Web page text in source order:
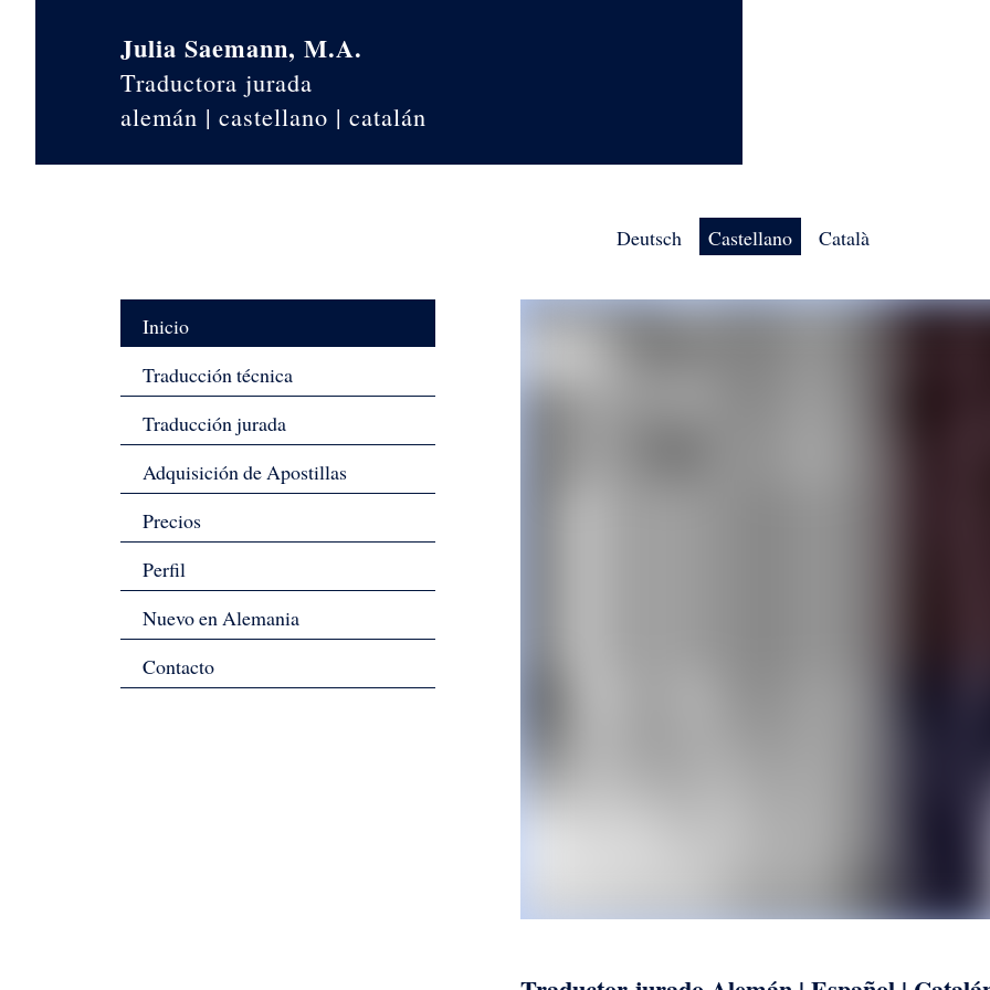
Julia Saemann, M.A.
Traductora jurada
alemán | castellano | catalán
Deutsch Castellano Català
Inicio
Traducción técnica
Traducción jurada
Adquisición de Apostillas
Precios
Perfil
Nuevo en Alemania
Contacto